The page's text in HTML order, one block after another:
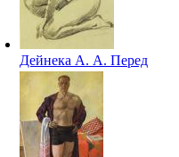
Дейнека А. А. Перед
забегом. 1948